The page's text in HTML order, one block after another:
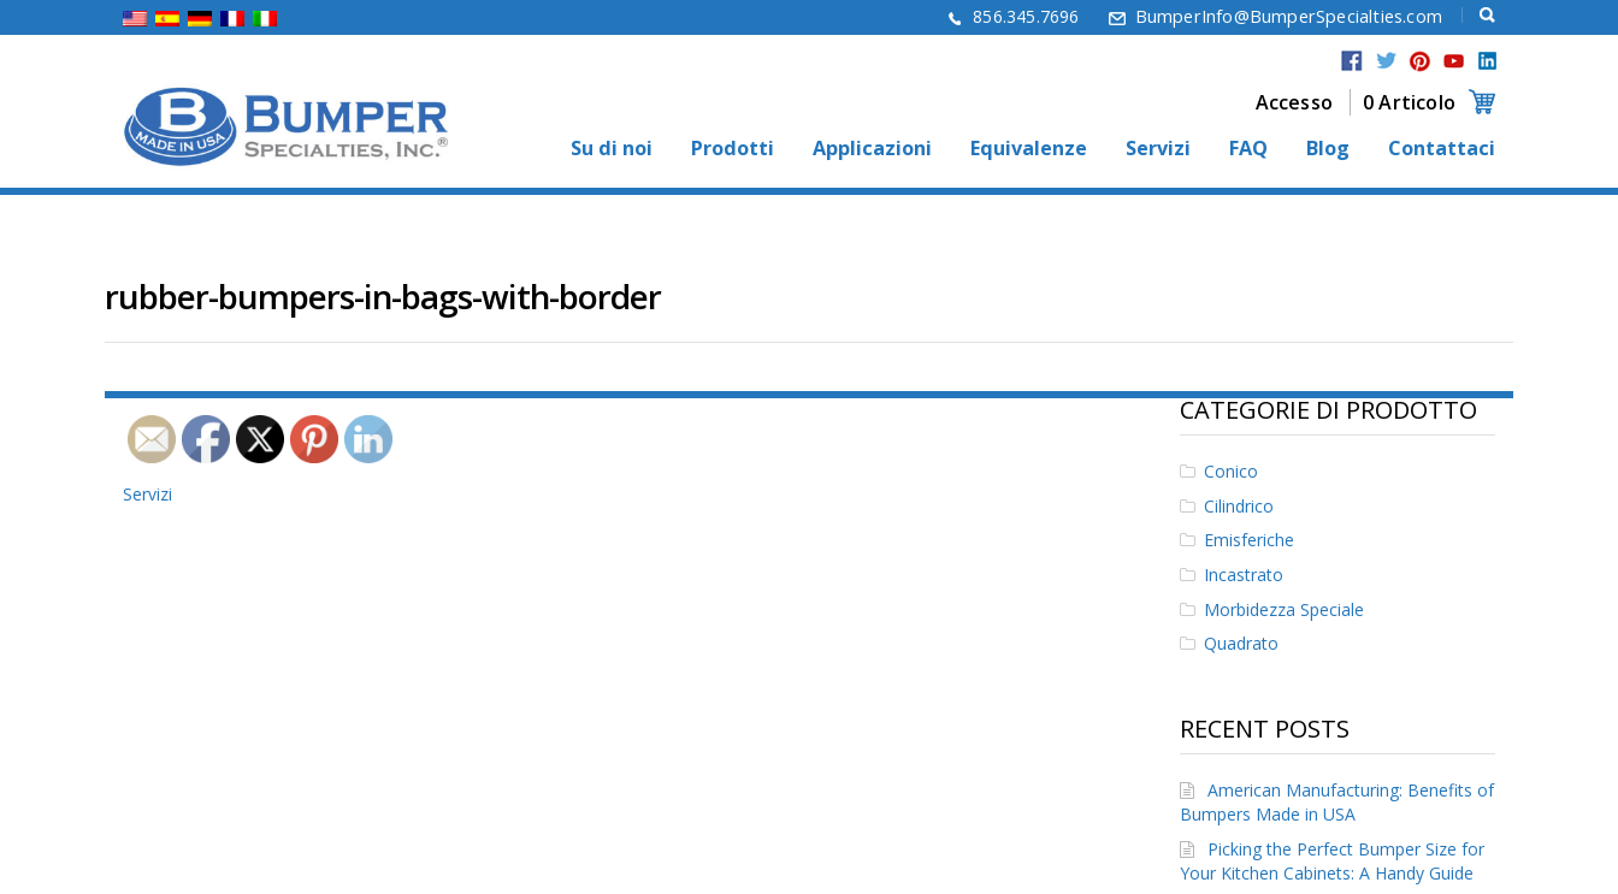
856.345.7696 BumperInfo@BumperSpecialties.com
Accesso
0 Articolo
Su di noi
Prodotti Applicazioni Equivalenze Servizi FAQ Blog Contattaci
rubber-bumpers-in-bags-with-border
Navigazione
Servizi
CATEGORIE DI PRODOTTO
Conico
Cilindrico
Emisferiche
Incastrato
Morbidezza Speciale
Quadrato
RECENT POSTS
American Manufacturing: Benefits of
Bumpers Made in USA
Picking the Perfect Bumper Size for
Your Kitchen Cabinets: A Handy Guide